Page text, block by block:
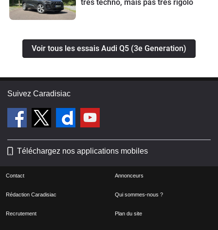
très techno, mais pas très rigolo
Voir tous les essais Audi Q5 (3e Generation)
Suivez Caradisiac
Téléchargez nos applications mobiles
Contact Annonceurs
Rédaction Caradisiac Qui sommes-nous ?
Recrutement Plan du site